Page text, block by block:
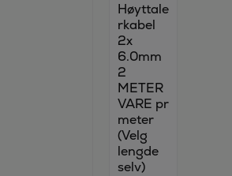
Høyttale
rkabel
2x
6.0mm
2
METER
VARE pr
meter
(Velg
lengde
selv)